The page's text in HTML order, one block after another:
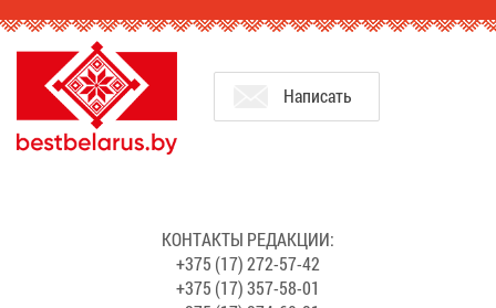
На­пи­сать
КОН­ТАК­ТЫ РЕ­ДАК­ЦИИ:
+375 (17) 272-57-42
+375 (17) 357-58-01